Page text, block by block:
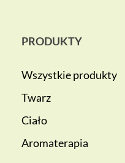
PRODUKTY
Wszystkie produkty
Twarz
Ciało
Aromaterapia